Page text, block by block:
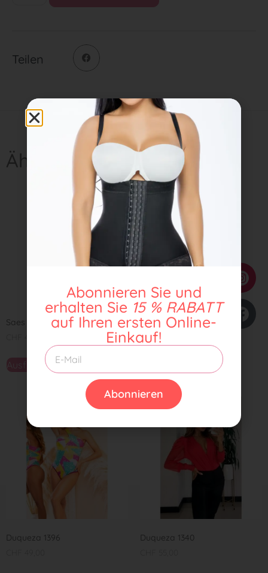
Teilen
Ähnliche Produkte
Saes 7929
Ausführung wählen
Kuyn 2040
CHF49,00
Ausführung wählen
Duqueza 1396 Duqueza 1340
Abonnieren Sie und
erhalten Sie 15 % RABATT
auf Ihren ersten Online-
Einkauf!
Abonnieren